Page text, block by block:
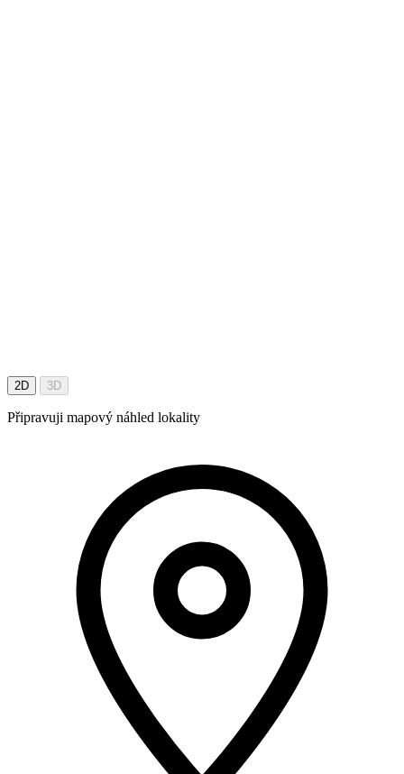
2D 3D
Připravuji mapový náhled lokality